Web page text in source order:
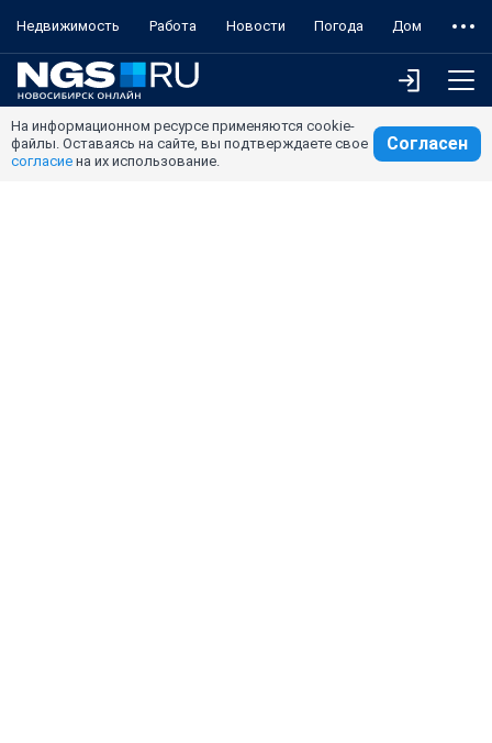
Недвижимость Работа Новости Погода Дом
На информационном ресурсе применяются cookie-
файлы. Оставаясь на сайте, вы подтверждаете свое
согласие на их использование.
Согласен